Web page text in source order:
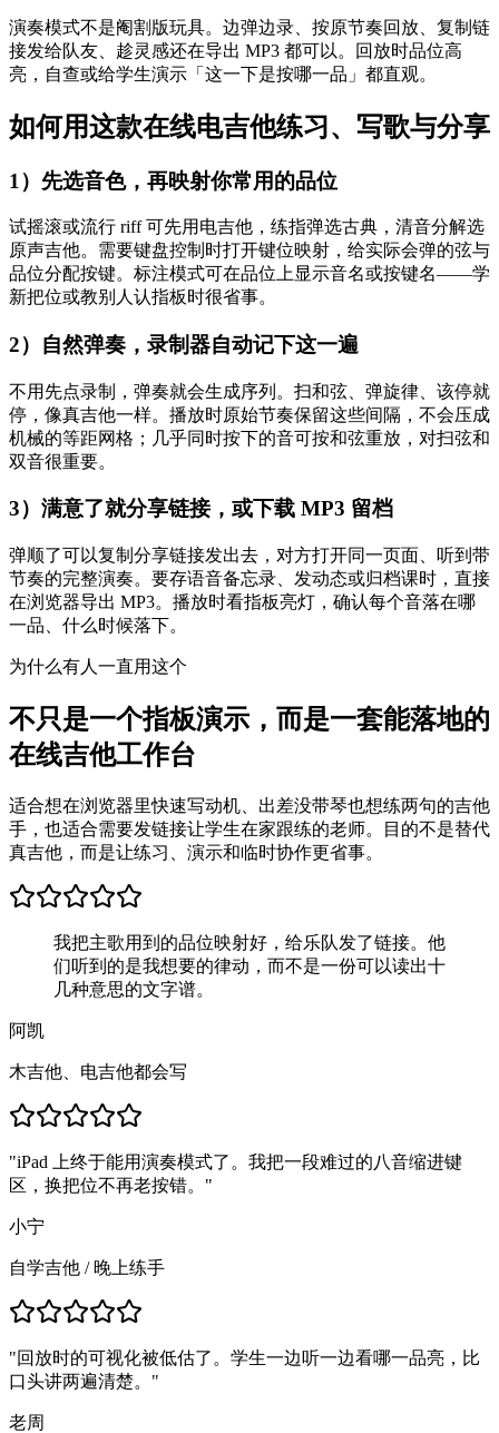
演奏模式不是阉割版玩具。边弹边录、按原节奏回放、复制链
接发给队友、趁灵感还在导出 MP3 都可以。回放时品位高
亮，自查或给学生演示「这一下是按哪一品」都直观。
如何用这款在线电吉他练习、写歌与分享
1）先选音色，再映射你常用的品位
试摇滚或流行 riff 可先用电吉他，练指弹选古典，清音分解选
原声吉他。需要键盘控制时打开键位映射，给实际会弹的弦与
品位分配按键。标注模式可在品位上显示音名或按键名——学
新把位或教别人认指板时很省事。
2）自然弹奏，录制器自动记下这一遍
不用先点录制，弹奏就会生成序列。扫和弦、弹旋律、该停就
停，像真吉他一样。播放时原始节奏保留这些间隔，不会压成
机械的等距网格；几乎同时按下的音可按和弦重放，对扫弦和
双音很重要。
3）满意了就分享链接，或下载 MP3 留档
弹顺了可以复制分享链接发出去，对方打开同一页面、听到带
节奏的完整演奏。要存语音备忘录、发动态或归档课时，直接
在浏览器导出 MP3。播放时看指板亮灯，确认每个音落在哪
一品、什么时候落下。
为什么有人一直用这个
不只是一个指板演示，而是一套能落地的
在线吉他工作台
适合想在浏览器里快速写动机、出差没带琴也想练两句的吉他
手，也适合需要发链接让学生在家跟练的老师。目的不是替代
真吉他，而是让练习、演示和临时协作更省事。
我把主歌用到的品位映射好，给乐队发了链接。他
们听到的是我想要的律动，而不是一份可以读出十
几种意思的文字谱。
阿凯
木吉他、电吉他都会写
"iPad 上终于能用演奏模式了。我把一段难过的八音缩进键
区，换把位不再老按错。 "
小宁
自学吉他 / 晚上练手
"回放时的可视化被低估了。学生一边听一边看哪一品亮，比
口头讲两遍清楚。 "
老周